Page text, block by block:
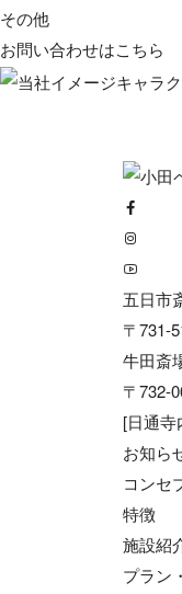
その他
お問い合わせはこちら
五日市
〒731-
牛田斎
〒732-
[日通寺
お知ら
コンセ
特徴
施設紹
プラン